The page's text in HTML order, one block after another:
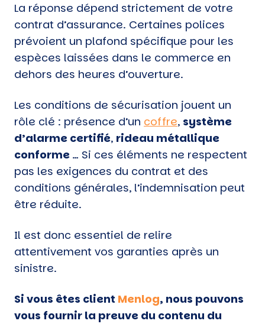
La réponse dépend strictement de votre
contrat d’assurance. Certaines polices
prévoient un plafond spécifique pour les
espèces laissées dans le commerce en
dehors des heures d’ouverture.
Les conditions de sécurisation jouent un
rôle clé : présence d’un coffre, système
d’alarme certifié, rideau métallique
conforme … Si ces éléments ne respectent
pas les exigences du contrat et des
conditions générales, l’indemnisation peut
être réduite.
Il est donc essentiel de relire
attentivement vos garanties après un
sinistre.
Si vous êtes client Menlog, nous pouvons
vous fournir la preuve du contenu du